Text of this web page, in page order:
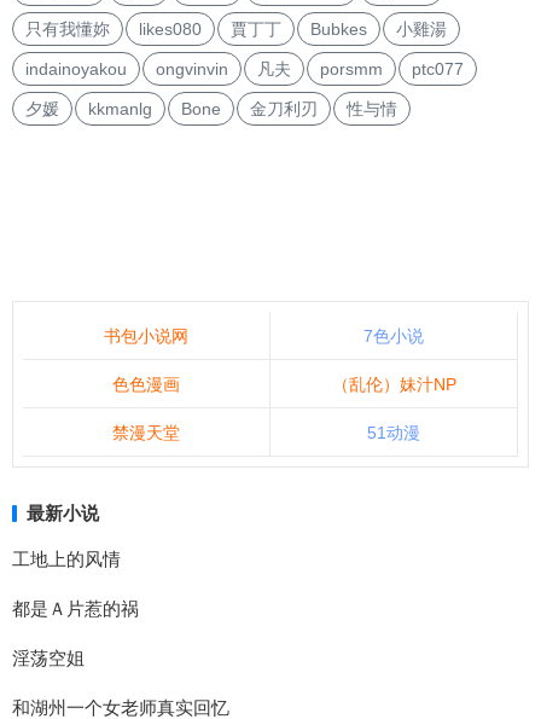
只有我懂妳 likes080 賈丁丁 Bubkes 小雞湯
indainoyakou ongvinvin 凡夫 porsmm ptc077
夕媛 kkmanlg Bone 金刀利刃 性与情
书包小说网 7色小说
色色漫画 （乱伦）妹汁NP
禁漫天堂 51动漫
最新小说
工地上的风情
都是Ａ片惹的祸
淫荡空姐
和湖州一个女老师真实回忆